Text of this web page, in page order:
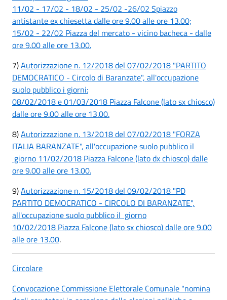
11/02 - 17/02 - 18/02 - 25/02 -26/02 Spiazzo
antistante ex chiesetta dalle ore 9.00 alle ore 13.00;
15/02 - 22/02 Piazza del mercato - vicino bacheca - dalle
ore 9.00 alle ore 13.00.
7)Autorizzazione n. 12/2018 del 07/02/2018 "PARTITO
DEMOCRATICO - Circolo di Baranzate", all'occupazione
suolo pubblico i giorni:
08/02/2018 e 01/03/2018 Piazza Falcone (lato sx chiosco)
dalle ore 9.00 alle ore 13.00.
8)Autorizzazione n. 13/2018 del 07/02/2018 "FORZA
ITALIA BARANZATE", all'occupazione suolo pubblico il
giorno 11/02/2018 Piazza Falcone (lato dx chiosco) dalle
ore 9.00 alle ore 13.00.
9)Autorizzazione n. 15/2018 del 09/02/2018 "PD
PARTITO DEMOCRATICO - CIRCOLO DI BARANZATE",
all'occupazione suolo pubblico il giorno
10/02/2018 Piazza Falcone (lato sx chiosco) dalle ore 9.00
alle ore 13.00.
Circolare
Convocazione Commissione Elettorale Comunale "nomina